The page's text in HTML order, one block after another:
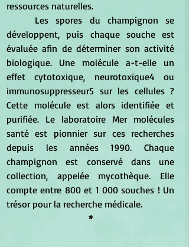
ressources naturelles.
développent, puis chaque souche est
évaluée afin de déterminer son activité
biologique. Une molécule a-t-elle un
effet cytotoxique, neurotoxique4 ou
immunosuppresseur5 sur les cellules ?
Cette molécule est alors identifiée et
purifiée. Le laboratoire Mer molécules
santé est pionnier sur ces recherches
depuis les années 1990. Chaque
champignon est conservé dans une
collection, appelée mycothèque. Elle
compte entre 800 et 1 000 souches ! Un
trésor pour la recherche médicale.
*